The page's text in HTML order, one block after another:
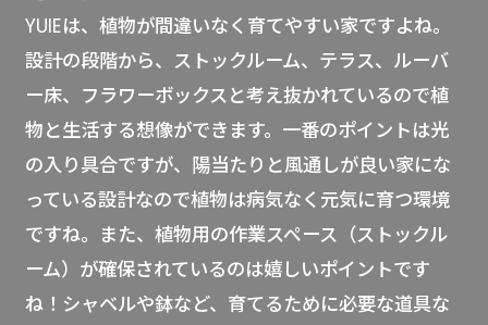
YUIEは、植物が間違いなく育てやすい家ですよね。
設計の段階から、ストックルーム、テラス、ルーバ
ー床、フラワーボックスと考え抜かれているので植
物と生活する想像ができます。一番のポイントは光
の入り具合ですが、陽当たりと風通しが良い家にな
っている設計なので植物は病気なく元気に育つ環境
ですね。また、植物用の作業スペース（ストックル
ーム）が確保されているのは嬉しいポイントです
ね！シャベルや鉢など、育てるために必要な道具な